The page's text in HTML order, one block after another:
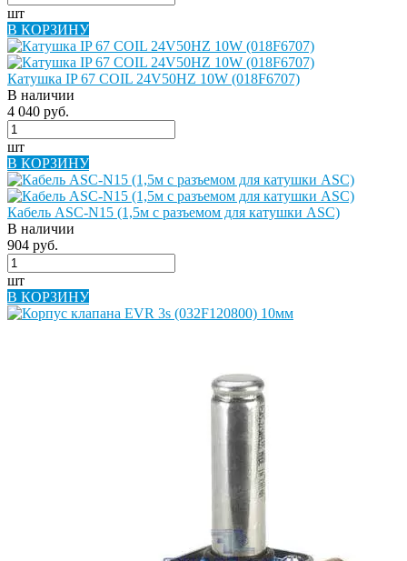
шт
В КОРЗИНУ
Катушка IP 67 COIL 24V50HZ 10W (018F6707)
В наличии
4 040 руб.
шт
В КОРЗИНУ
Кабель ASC-N15 (1,5м с разъемом для катушки ASC)
В наличии
904 руб.
шт
В КОРЗИНУ